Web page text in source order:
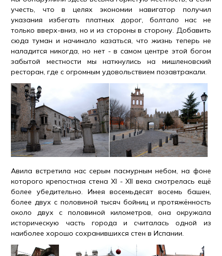
учесть, что в целях экономии навигатор получил
указания избегать платных дорог, болтало нас не
только вверх-вниз, но и из стороны в сторону. Добавить
сюда туман и начинало казаться, что жизнь теперь не
наладится никогда, но нет - в самом центре этой богом
забытой местности мы наткнулись на мишленовский
ресторан, где с огромным удовольствием позавтракали.
Авила встретила нас серым пасмурным небом, на фоне
которого крепостная стена XI - XII века смотрелась ещё
более убедительно. Имея восемьдесят восемь башен,
более двух с половиной тысяч бойниц и протяжённость
около двух с половиной километров, она окружала
историческую часть города и считалась одной из
наиболее хорошо сохранившихся стен в Испании.